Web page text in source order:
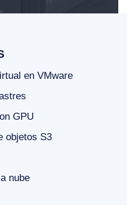
en VMware
GPU
objetos S3
nube